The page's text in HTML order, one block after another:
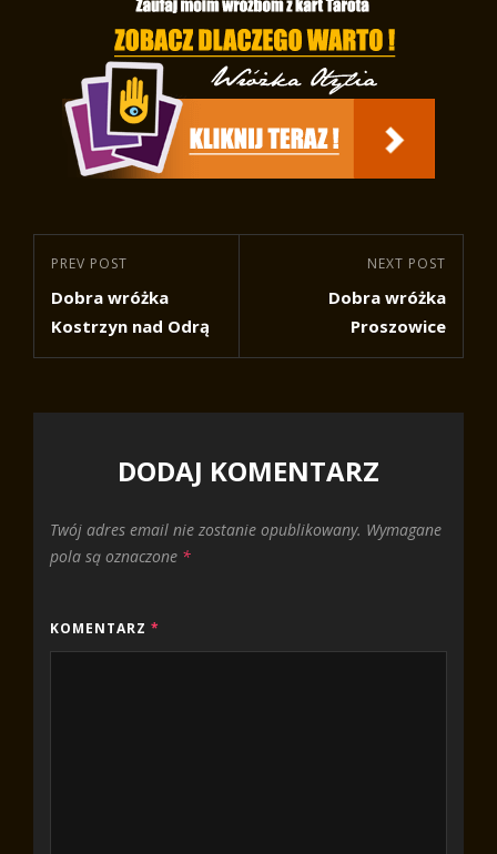
Nawigacja
wpisu
Previous
Post
PREV POST
Dobra wróżka
Kostrzyn nad Odrą
NEXT POST
Dobra wróżka
Proszowice
DODAJ KOMENTARZ
Twój adres email nie zostanie opublikowany. Wymagane
pola są oznaczone *
KOMENTARZ *